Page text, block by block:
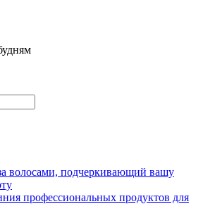
волосами, подчеркивающий вашу
профессиональных продуктов для